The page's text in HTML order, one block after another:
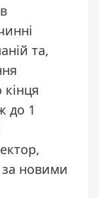
та,
до 1
за новими